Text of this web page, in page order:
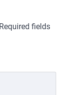
Required fields